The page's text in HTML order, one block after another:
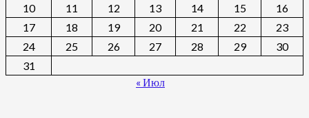
10
11 12 13 14 15
16
17
18 19 20 21 22
23
24
25 26 27 28 29
30
31
« Июл